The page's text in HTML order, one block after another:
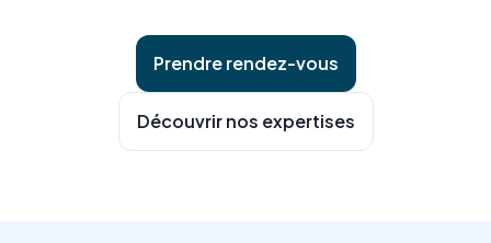
Prendre rendez-vous
Découvrir nos expertises